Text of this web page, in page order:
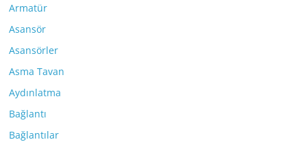
Armatür
Asansör
Asansörler
Asma Tavan
Aydınlatma
Bağlantı
Bağlantılar